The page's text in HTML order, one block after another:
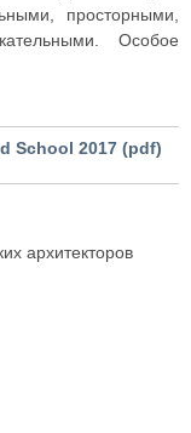
просторными,
Особое
School 2017 (pdf)
архитекторов